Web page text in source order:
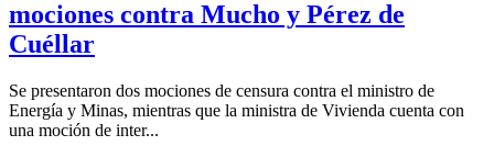
mociones contra Mucho y Pérez de
Cuéllar
Se presentaron dos mociones de censura contra el ministro de
Energía y Minas, mientras que la ministra de Vivienda cuenta con
una moción de inter...